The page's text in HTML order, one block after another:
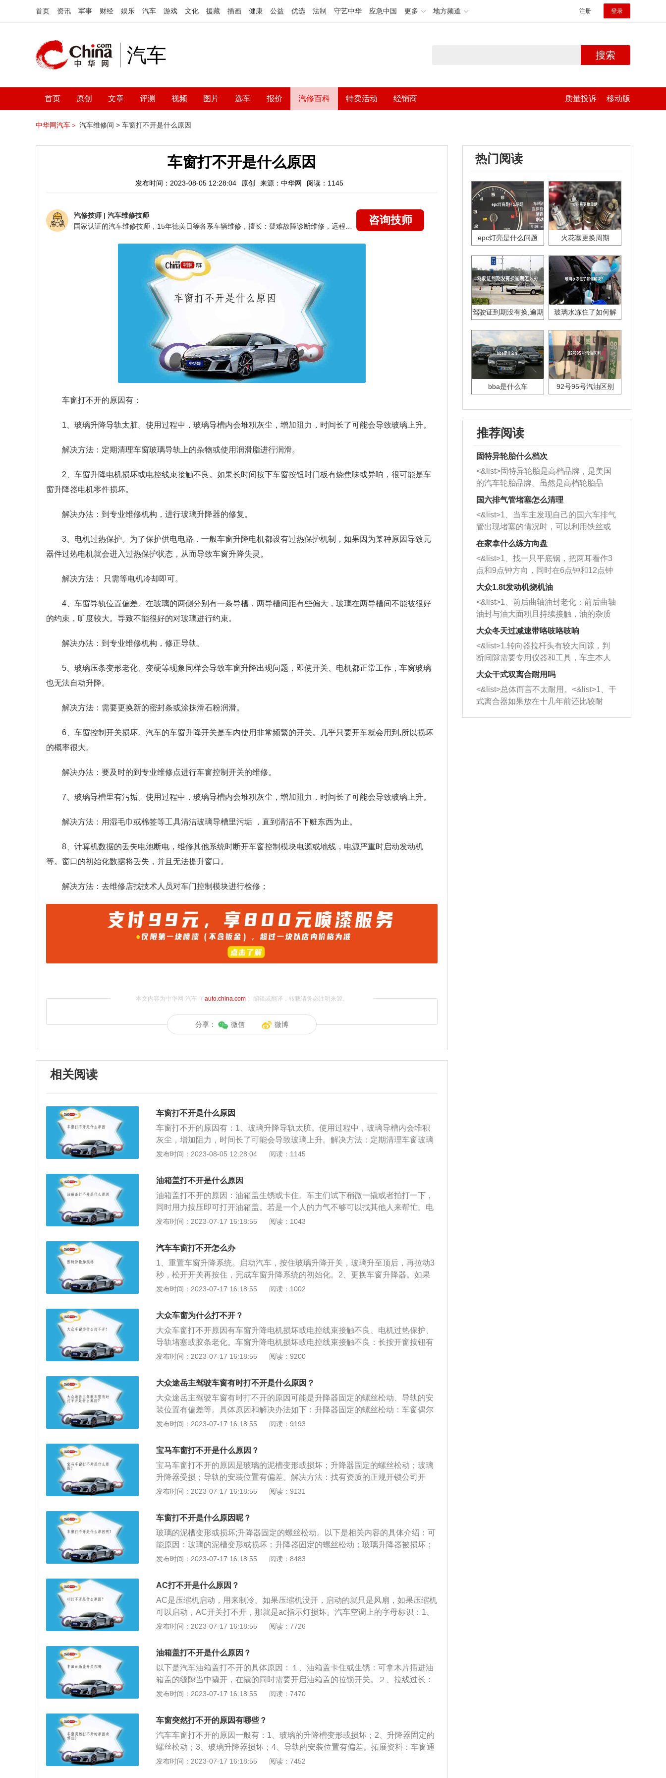
首页 资讯 军事 财经 娱乐 汽车 游戏 文化 援藏 插画 健康 公益 优选 法制 守艺中华 应急中国 更多 地方频道 注册 登录
汽车 搜索
首页 原创 文章 评测 视频 图片 选车 报价 汽修百科 特卖活动 经销商 质量投诉 移动版
中华网汽车＞ 汽车维修间 > 车窗打不开是什么原因
车窗打不开是什么原因
发布时间：2023-08-05 12:28:04 原创 来源：中华网 阅读：1145
汽修技师 | 汽车维修技师
咨询技师
车窗打不开的原因有：
1、玻璃升降导轨太脏。使用过程中，玻璃导槽内会堆积灰尘，增加阻力，时间长了可能会导致玻璃上升。
解决方法：定期清理车窗玻璃导轨上的杂物或使用润滑脂进行润滑。
2、车窗升降电机损坏或电控线束接触不良。如果长时间按下车窗按钮时门板有烧焦味或异响，很可能是车
窗升降器电机零件损坏。
解决办法：到专业维修机构，进行玻璃升降器的修复。
3、电机过热保护。为了保护供电电路，一般车窗升降电机都设有过热保护机制，如果因为某种原因导致元
器件过热电机就会进入过热保护状态，从而导致车窗升降失灵。
解决方法： 只需等电机冷却即可。
4、车窗导轨位置偏差。在玻璃的两侧分别有一条导槽，两导槽间距有些偏大，玻璃在两导槽间不能被很好
的约束，旷度较大。导致不能很好的对玻璃进行约束。
解决办法：到专业维修机构，修正导轨。
5、玻璃压条变形老化、变硬等现象同样会导致车窗升降出现问题，即使开关、电机都正常工作，车窗玻璃
也无法自动升降。
解决方法：需要更换新的密封条或涂抹滑石粉润滑。
6、车窗控制开关损坏。汽车的车窗升降开关是车内使用非常频繁的开关。几乎只要开车就会用到,所以损坏
的概率很大。
解决办法：要及时的到专业维修点进行车窗控制开关的维修。
7、玻璃导槽里有污垢。使用过程中，玻璃导槽内会堆积灰尘，增加阻力，时间长了可能会导致玻璃上升。
解决方法：用湿毛巾或棉签等工具清洁玻璃导槽里污垢 ，直到清洁不下赃东西为止。
8、计算机数据的丢失电池断电，维修其他系统时断开车窗控制模块电源或地线，电源严重时启动发动机
等。窗口的初始化数据将丢失，并且无法提升窗口。
解决方法：去维修店找技术人员对车门控制模块进行检修；
本文内容为中华网·汽车（ auto.china.com）编辑或翻译，转载请务必注明来源。
分享： 微信 微博
相关阅读
车窗打不开是什么原因
车窗打不开的原因有：1、玻璃升降导轨太脏。使用过程中，玻璃导槽内会堆积
灰尘，增加阻力，时间长了可能会导致玻璃上升。解决方法：定期清理车窗玻璃
导轨上的杂物或使用润滑脂进行润滑。2、车窗升降电机损坏或电控线束接触不
零件损坏。解决办法：到专业维修机构，进行玻璃升降器的修复。3、电机过热
保护。为了保护供电电路，一般车窗升降电机都设有过热保护机制，如果因为某
种原因导致元器件过热电机就会进入过热保护状态，从而导致车窗升降失灵。解
决方法：只需等电机冷却即可。4、车窗导轨位置偏差。在玻璃的两侧分别有一
条导槽，两导槽间距有些偏大，玻璃在两导槽间不能被很好的约束，旷度较大。
玻璃压条变形老化、变硬等现象同样会导致车窗升降出现问题，即使开关、电机
都正常工作，车窗玻璃也无法自动升降。解决方法：需要更换新的密封条或涂抹
滑石粉润滑。6、车窗控制开关损坏。汽车的车窗升降开关是车内使用非常频繁
业维修点进行车窗控制开关的维修。7、玻璃导槽里有污垢。使用过程中，玻璃
毛巾或棉签等工具清洁玻璃导槽里污垢，直到清洁不下赃东西为止。8、计算机
数据的丢失电池断电，维修其他系统时断开车窗控制模块电源或地线，电源严重
时启动发动机等。窗口的初始化数据将丢失，并且无法提升窗口。解决方法：去
维修店找技术人员对车门控制模块进行检修；
发布时间：2023-08-05 12:28:04 阅读：1145
油箱盖打不开是什么原因
油箱盖打不开的原因：油箱盖生锈或卡住。车主们试下稍微一撬或者拍打一下，
同时用力按压即可打开油箱盖。若是一个人的力气不够可以找其他人来帮忙。电
机故障。想要彻底解决油箱打不开的问题还是要维修。开关弹簧没有了弹性。车
弹性。天气寒冷被冻住。可以试着浇热水把油盖加热，等待温度升高可以再把油
盖打开看看。除此之外，还有拉线过长、拉线掉了、油箱盖咬合处老化、油箱盖
错位和油箱盖小电机烧坏了等。当发现以上问题，需要及时对相关零部件进行检
查维修或更换。
发布时间：2023-07-17 16:18:55 阅读：1043
汽车车窗打不开怎么办
1、重置车窗升降系统。启动汽车，按住玻璃升降开关，玻璃升至顶后，再拉动3
秒，松开开关再按住，完成车窗升降系统的初始化。2、更换车窗升降器。如果
车窗升降器损坏，车窗就会打不开，需要更换新的车窗升降器。3、接上松动的
开，需要重新接上。4、清理玻璃卡槽。灰尘会积攒在玻璃卡槽中，时间长就会
导致玻璃卡槽阻力变大，玻璃上升比较困难，需要及时清理玻璃卡槽。5、涂抹
润滑油。机体卡滞也会导致玻璃无法上升，在清理导轨后，再涂上润滑油进行润
滑。6、清理密封条。如果密封条比较脏的话，可能会影响玻璃的升降，需要清
理密封条。7、更换密封条。如果是玻璃胶条老化变形，就会导致车窗打不开，
分开的，升降器电机损坏就会导致玻璃无法升降，需要更换新的升降器电机。
9、给汽车电瓶充电。如果汽车电瓶没电，车窗自然也不能升降，要给汽车电瓶
充电。10、打开空调暖风。在寒冷的天气，车窗可能被冻住，无法升降，驾驶员
发布时间：2023-07-17 16:18:55 阅读：1002
大众车窗为什么打不开？
大众车窗打不开原因有车窗升降电机损坏或电控线束接触不良、电机过热保护、
导轨堵塞或胶条老化。车窗升降电机损坏或电控线束接触不良：长按开窗按钮有
糊焦味道或是门板内有异响，可能是车窗升降电机部件损坏，建议直接找4S店或
设有过热保护机制，因为某种原因导致元器件过热，电机会进入过热保护状态，
从而导致车窗升降失灵，只需等电机冷却。导轨堵塞或胶条老化：机体卡滞造
成，在清理导轨后涂润滑油，如果玻璃胶条老化变形引起故障，需要更换密封
条。
发布时间：2023-07-17 16:18:55 阅读：9200
大众途岳主驾驶车窗有时打不开是什么原因？
大众途岳主驾驶车窗有时打不开的原因可能是升降器固定的螺丝松动、导轨的安
装位置有偏差等。具体原因和解决办法如下：升降器固定的螺丝松动：车窗偶尔
打不开或者打开车窗，玻璃震动异响，可能是玻璃升降器螺丝松动。解决办法是
没问题，排除是继电器或保险丝的问题后，可能是导轨的安装位置有偏差。解决
办法是尽快到店进行维修。
发布时间：2023-07-17 16:18:55 阅读：9193
宝马车窗打不开是什么原因？
宝马车窗打不开的原因是玻璃的泥槽变形或损坏；升降器固定的螺丝松动；玻璃
升降器受损；导轨的安装位置有偏差。解决方法：找有资质的正规开锁公司开
锁；拨打4s店售后救援电话；用胶带粘住车辆的玻璃强行拉开车玻璃；使用尖锐
义：车窗整个车身的重要组成部分，是为了满足车内采光、通风及司乘人员视野
的需要而设计。
发布时间：2023-07-17 16:18:55 阅读：9131
车窗打不开是什么原因呢？
玻璃的泥槽变形或损坏;升降器固定的螺丝松动。以下是相关内容的具体介绍：可
能原因：玻璃的泥槽变形或损坏；升降器固定的螺丝松动；玻璃升降器被损坏；
导轨的安装位置有偏差。这里面基本可以排除是继电器或保险丝的问题，毕竟其
解决方法：打开点火开关，扳着开关上升并保存住，玻璃升到顶后继续扳3秒钟
以上，松开开关并立即按下并保持住，使玻璃下降到底等3秒钟以上。再次重复
上升动作一次，初始化程序完成，车窗升降功能恢复。此方法对大部分车型有
效，如果恢复不成功需要到正规的维修店进行检修。
发布时间：2023-07-17 16:18:55 阅读：8483
AC打不开是什么原因？
AC是压缩机启动，用来制冷。如果压缩机没开，启动的就只是风扇，如果压缩机
可以启动，AC开关打不开，那就是ac指示灯损坏。汽车空调上的字母标识：1、
AC：A/C按键是空调压缩机的开关，只有开启压缩机，空调才具备制冷能力。A/
后，车内的空调会满负荷运行，风机风量最大。这一功能只出现在部分自动空调
的车型上,按下MAX后，空调压缩机和风机会采用最大的输出来寻求尽快达到设定
的温度。3、FRONT按键：是前窗除霜开关，开启后出风口向前风挡吹风。4、R
EAR按键：是后窗除霜开关，开启后后风挡电热丝加热。
发布时间：2023-07-17 16:18:55 阅读：7726
油箱盖打不开是什么原因？
以下是汽车油箱盖打不开的具体原因：１、油箱盖卡住或生锈：可拿木片插进油
箱盖的缝隙当中撬开，在撬的同时需要开启油箱盖的拉锁开关。２、拉线过长：
拉线过长或使用一段时间后拉线有所拉伸，从而导致开启手柄时，拉线无法完全
盖弹簧失去弹性：可自行往油箱突起的橡胶垫处加装小弹簧，增加油箱盖与锁止
装置之间的弹性。
发布时间：2023-07-17 16:18:55 阅读：7470
车窗突然打不开的原因有哪些？
汽车车窗打不开的原因一般有：1、玻璃的升降槽变形或损坏；2、升降器固定的
螺丝松动；3、玻璃升降器损坏；4、导轨的安装位置有偏差。拓展资料：车窗通
常分为前后风窗、通风窗、隔热侧窗、遮阳顶窗四种。1、前后风窗：汽车的
发布时间：2023-07-17 16:18:55 阅读：7452
热门阅读
epc灯亮是什么问题 火花塞更换周期
驾驶证到期没有换,逾期
玻璃水冻住了如何解
bba是什么车 92号95号汽油区别
推荐阅读
固特异轮胎什么档次
<&list>固特异轮胎是高档品牌，是美国
的汽车轮胎品牌。虽然是高档轮胎品
牌，但是中高低端的轮胎都有生产，这
也是为了更好的开拓市场。
国六排气管堵塞怎么清理
<&list>1、当车主发现自己的国六车排气
管出现堵塞的情况时，可以利用铁丝或
者是细棍，直接将杂物给取出来，如果
堵塞情况比较严重，也可以采取应急措
施。 <&list>2、直接利用木棍将所有的
杂物推到排气管里面的位置处，然后将
三元催化器拆解开，就可以将堵塞的东
西取出来。但如果是因为积碳过多引起
的堵塞，就需要将三元催化器泡在草酸
洗剂对堵塞的情况得到解决，将清洗剂
放在燃油箱中，与燃油混合后，车辆启
动时，就可以和汽油一起进入到燃烧
室，最后形成废气排出，就可以让三元
催化器得到清洗，排气管堵塞的情况就
能够得到解决。
在家拿什么练方向盘
<&list>1、找一只平底锅，把两耳看作3
点和9点钟方向，同时在6点钟和12点钟
方向做一个标记。 <&list>2、双手握住
一圈半的练习，往右同样也要打相同的
圈数。 <&list>3、最后强调要反复练
习，这样就可以形成肌肉记忆，在真实
驾驶车辆时，不需要记忆也能打好方
向。
大众1.8t发动机烧机油
<&list>1、前后曲轴油封老化：前后曲轴
油封与油大面积且持续接触，油的杂质
和发动机内持续温度变化使其密封效果
逐渐减弱，导致渗油或漏油。<&list>2、
活塞间隙过大：积碳会使活塞环与缸体
的间隙扩大，导致机油流入燃烧室中，
造成烧机油。<&list>3、机油粘度。使用
机油粘度过小的话，同样会有烧机油现
象，机油粘度过小具有很好的流动性，
大众冬天过减速带咯吱咯吱响
<&list>1.转向器拉杆头有较大间隙，判
断间隙需要专用仪器和工具，车主本人
无法制作，需要将车辆送到修理厂或4s
店；<&list>2.车辆半轴套管防尘罩破
裂，破裂后会出现漏油现象，使半轴磨
损严重，磨损的半轴容易损坏，产生异
响；<&list>3.稳定器的转向胶套和球头
大众干式双离合耐用吗
<&list>总体而言不太耐用。<&list>1、干
式离合器如果放在十几年前还比较耐